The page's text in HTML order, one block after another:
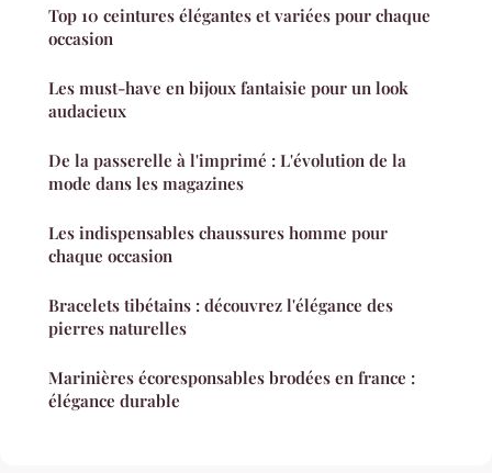
Top 10 ceintures élégantes et variées pour chaque
occasion
Les must-have en bijoux fantaisie pour un look
audacieux
De la passerelle à l'imprimé : L'évolution de la
mode dans les magazines
Les indispensables chaussures homme pour
chaque occasion
Bracelets tibétains : découvrez l'élégance des
pierres naturelles
Marinières écoresponsables brodées en france :
élégance durable